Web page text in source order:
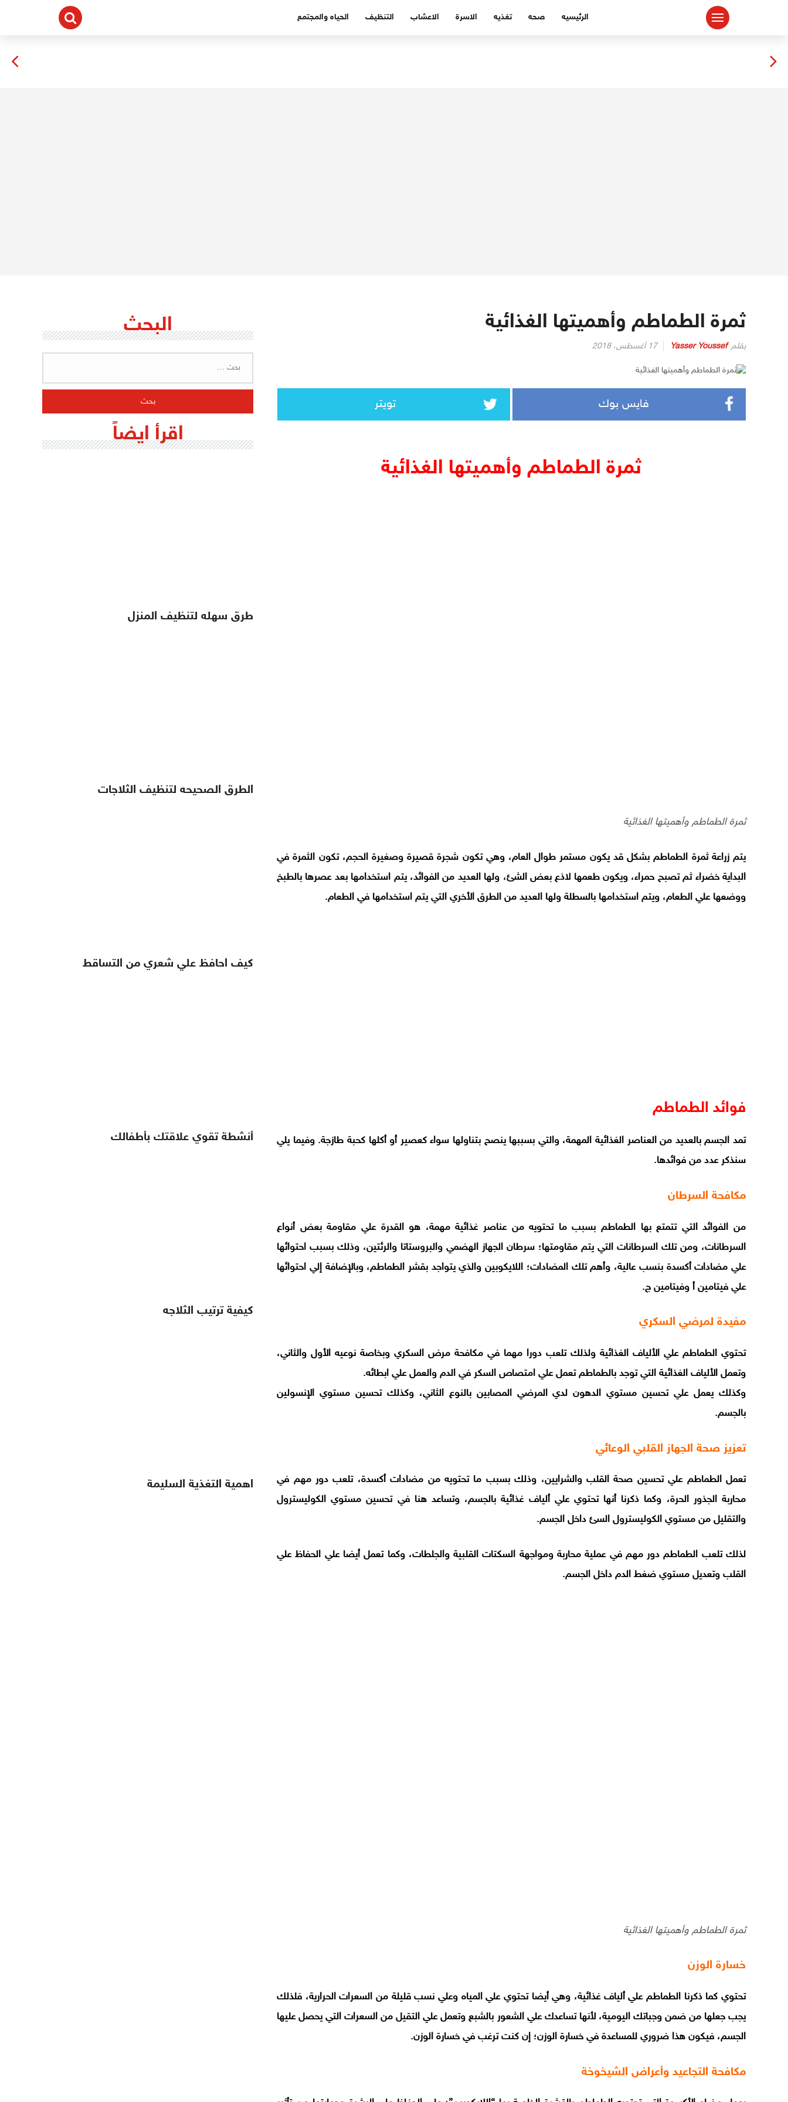
الرئيسيه صحه تغذيه الاسرة الاعشاب التنظيف الحياه والمجتمع
ثمرة الطماطم وأهميتها الغذائية
بقلم Yasser Youssef 17 أغسطس، 2018
فايس بوك تويتر
ثمرة الطماطم وأهميتها الغذائية
ثمرة الطماطم وأهميتها الغذائية
يتم زراعة ثمرة الطماطم بشكل قد يكون مستمر طوال العام، وهي تكون شجرة قصيرة وصغيرة الحجم، تكون الثمرة في
البداية خضراء ثم تصبح حمراء، ويكون طعمها لاذع بعض الشئ، ولها العديد من الفوائد، يتم استخدامها بعد عصرها بالطبخ
ووضعها علي الطعام، ويتم استخدامها بالسطلة ولها العديد من الطرق الأخري التي يتم استخدامها في الطعام.
فوائد الطماطم
تمد الجسم بالعديد من العناصر الغذائية المهمة، والتي بسببها ينصح بتناولها سواء كعصير أو أكلها كحبة طازجة. وفيما يلي
سنذكر عدد من فوائدها.
مكافحة السرطان
من الفوائد التي تتمتع بها الطماطم بسبب ما تحتويه من عناصر غذائية مهمة، هو القدرة علي مقاومة بعض أنواع
السرطانات، ومن تلك السرطانات التي يتم مقاومتها؛ سرطان الجهاز الهضمي والبروستاتا والرئتين، وذلك بسبب احتوائها
علي مضادات أكسدة بنسب عالية، وأهم تلك المضادات؛ اللايكوبين والذي يتواجد بقشر الطماطم، وبالإضافة إلي احتوائها
علي فيتامين أ وفيتامين ج.
مفيدة لمرضي السكري
تحتوي الطماطم علي الألياف الغذائية ولذلك تلعب دورا مهما في مكافحة مرض السكري وبخاصة نوعيه الأول والثاني،
وتعمل الألياف الغذائية التي توجد بالطماطم تعمل علي امتصاص السكر في الدم والعمل علي ابطائه.
وكذلك يعمل علي تحسين مستوي الدهون لدي المرضي المصابين بالنوع الثاني، وكذلك تحسين مستوي الإنسولين
بالجسم.
تعزيز صحة الجهاز القلبي الوعائي
تعمل الطماطم علي تحسين صحة القلب والشرايين، وذلك بسبب ما تحتويه من مضادات أكسدة، تلعب دور مهم في
محاربة الجذور الحرة، وكما ذكرنا أنها تحتوي علي ألياف غذائية بالجسم، وتساعد هنا في تحسين مستوي الكوليسترول
والتقليل من مستوي الكوليسترول السئ داخل الجسم.
لذلك تلعب الطماطم دور مهم في عملية محاربة ومواجهة السكتات القلبية والجلطات، وكما تعمل أيضا علي الحفاظ علي
القلب وتعديل مستوي ضغط الدم داخل الجسم.
ثمرة الطماطم وأهميتها الغذائية
خسارة الوزن
تحتوي كما ذكرنا الطماطم علي ألياف غذائية، وهي أيضا تحتوي علي المياه وعلي نسب قليلة من السعرات الحرارية، فلذلك
يجب جعلها من ضمن وجباتك اليومية، لأنها تساعدك علي الشعور بالشبع وتعمل علي التقيل من السعرات التي يحصل عليها
الجسم، فيكون هذا ضروري للمساعدة في خسارة الوزن؛ إن كنت ترغب في خسارة الوزن.
مكافحة التجاعيد وأعراض الشيخوخة
البحث
اقرأ ايضاً
طرق سهله لتنظيف المنزل
الطرق الصحيحه لتنظيف الثلاجات
كيف احافظ علي شعري من التساقط
أنشطة تقوي علاقتك بأطفالك
كيفية ترتيب الثلاجه
اهمية التغذية السليمة